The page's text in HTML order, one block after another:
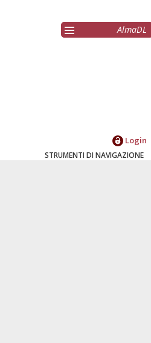
AlmaDL
Login
STRUMENTI DI NAVIGAZIONE